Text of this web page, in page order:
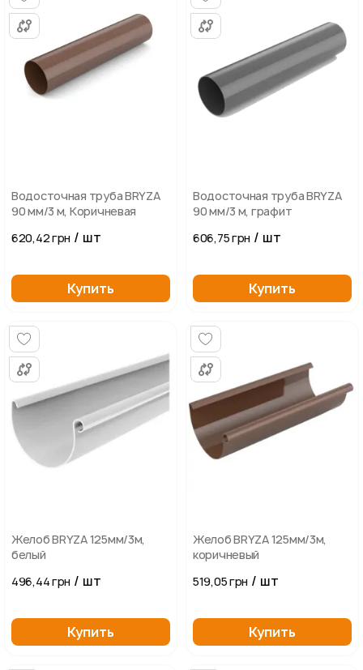
Водосточная труба BRYZA
90 мм/3 м, Коричневая
620,42 грн / шт
Купить
Водосточная труба BRYZA
90 мм/3 м, графит
606,75 грн / шт
Купить
Желоб BRYZA 125мм/3м,
белый
496,44 грн / шт
Купить
Желоб BRYZA 125мм/3м,
коричневый
519,05 грн / шт
Купить